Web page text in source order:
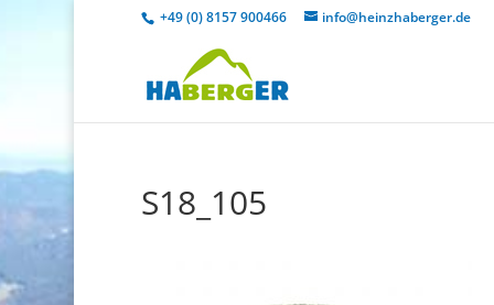
+49 (0) 8157 900466 info@heinzhaberger.de
S18_105